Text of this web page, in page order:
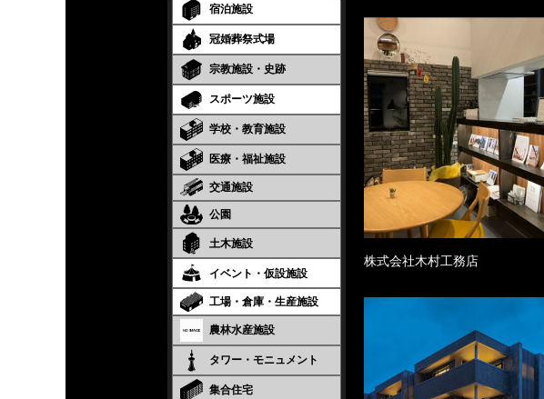
宿泊施設
冠婚葬祭式場
宗教施設・史跡
スポーツ施設
学校・教育施設
医療・福祉施設
交通施設
公園
土木施設
イベント・仮設施設
工場・倉庫・生産施設
農林水産施設
タワー・モニュメント
集合住宅
株式会社木村工務店